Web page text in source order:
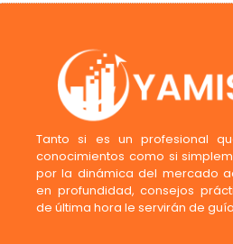
Tanto si es un profesional
conocimientos como si
por la dinámica del mercado
en profundidad, consejos
de última hora le servirán de